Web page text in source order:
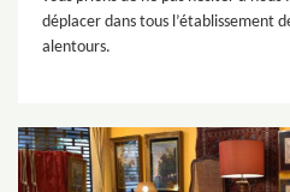
déplacer dans tous l’établissement
alentours.